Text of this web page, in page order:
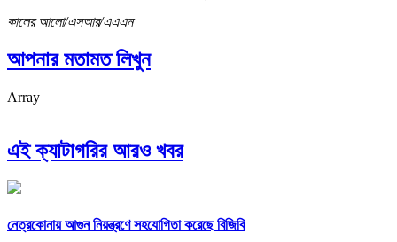
কালের আলো/এসআর/এএএন
আপনার মতামত লিখুন
Array
এই ক্যাটাগরির আরও খবর
নেত্রকোনায় আগুন নিয়ন্ত্রণে সহযোগিতা করেছে বিজিবি